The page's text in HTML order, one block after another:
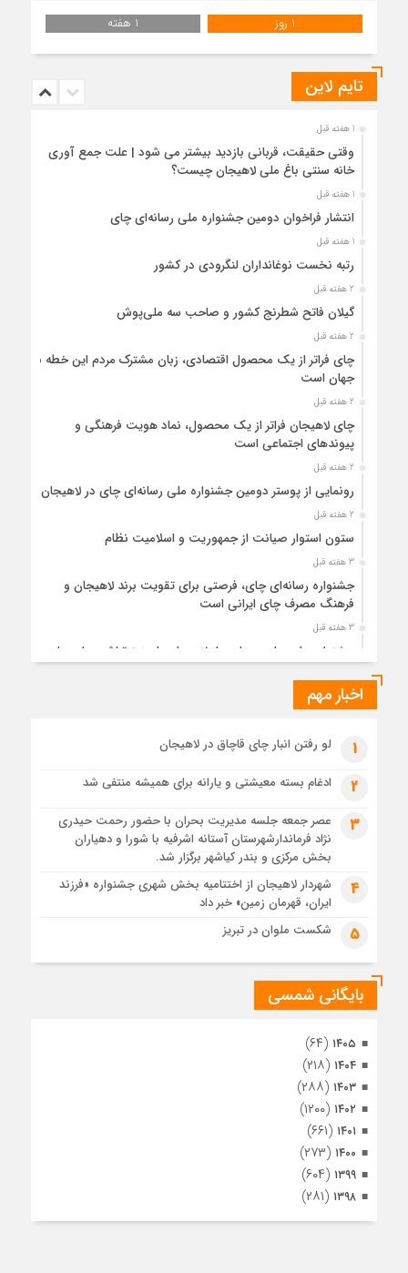
1 روز 1 هفته
تایم لاین
1 هفته قبل
وقتی حقیقت، قربانی بازدید بیشتر می شود | علت جمع آوری
خانه سنتی باغ ملی لاهیجان چیست؟
1 هفته قبل
انتشار فراخوان دومین جشنواره ملی رسانه‌ای چای
1 هفته قبل
رتبه نخست نوغانداران لنگرودی در کشور
2 هفته قبل
گیلان فاتح شطرنج کشور و صاحب سه ملی‌پوش
2 هفته قبل
چای فراتر از یک محصول اقتصادی، زبان مشترک مردم این خطه با
جهان است
2 هفته قبل
چای لاهیجان فراتر از یک محصول، نماد هویت فرهنگی و
پیوندهای اجتماعی است
2 هفته قبل
رونمایی از پوستر دومین جشنواره ملی رسانه‌ای چای در لاهیجان
2 هفته قبل
ستون استوار صیانت از جمهوریت و اسلامیت نظام
3 هفته قبل
جشنواره رسانه‌ای چای، فرصتی برای تقویت برند لاهیجان و
فرهنگ مصرف چای ایرانی است
3 هفته قبل
جشنواره ملی چای، حمایت از لاهیجان یا هزینه‌تراشی برای چای
ایرانی!؟
3 هفته قبل
3 هفته قبل
رئوف
تصاویر هوایی مراسم تشییع پیکر مطهر آقای شهید ایران – مشهد
مراسم تشییع پیکر مطهر آقای شهید ایران – مشهد
تصاویری از تراکم جمعیت حاضر در میدان ثورهالعشرین نجف
اشرف
اخبار مهم
1 لو رفتن انبار چای قاچاق در لاهیجان
2 ادغام بسته معیشتی و یارانه برای همیشه منتفی شد
3
عصر جمعه جلسه مدیریت بحران با حضور رحمت حیدری
نژاد فرماندارشهرستان آستانه اشرفیه با شورا و دهیاران
بخش مرکزی و بندر کیاشهر برگزار شد.
4
شهردار لاهیجان از اختتامیه بخش شهری جشنواره «فرزند
ایران، قهرمان زمین» خبر داد
5 شکست ملوان در تبریز
بایگانی شمسی
۱۴۰۵ (۶۴)
۱۴۰۴ (۲۱۸)
۱۴۰۳ (۲۸۸)
۱۴۰۲ (۱۲۰۰)
۱۴۰۱ (۶۶۱)
۱۴۰۰ (۲۷۳)
۱۳۹۹ (۶۰۴)
۱۳۹۸ (۲۸۱)